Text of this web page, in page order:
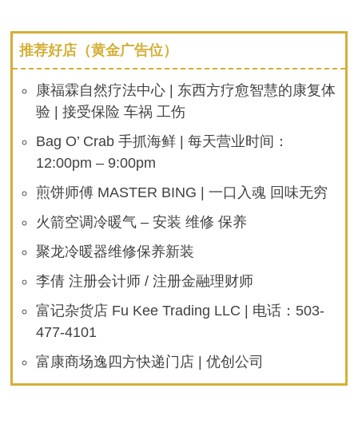
推荐好店（黄金广告位）
康福霖自然疗法中心 | 东西方疗愈智慧的康复体
验 | 接受保险 车祸 工伤
Bag O’ Crab 手抓海鲜 | 每天营业时间：
12:00pm – 9:00pm
煎饼师傅 MASTER BING | 一口入魂 回味无穷
火箭空调冷暖气 – 安装 维修 保养
聚龙冷暖器维修保养新装
李倩 注册会计师 / 注册金融理财师
富记杂货店 Fu Kee Trading LLC | 电话：503-
477-4101
富康商场逸四方快递门店 | 优创公司